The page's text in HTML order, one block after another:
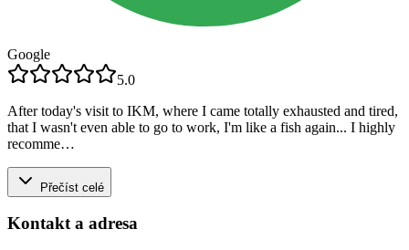
Google
5.0
After today's visit to IKM, where I came totally exhausted and tired,
that I wasn't even able to go to work, I'm like a fish again... I highly
recomme…
Přečíst celé
Kontakt a adresa